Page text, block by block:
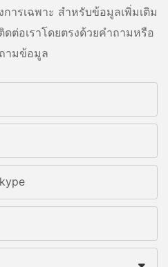
ารเฉพาะ สำหรับข้อมูลเพิ่มเติม
ต่อเราโดยตรงด้วยคำถามหรือ
ามข้อมูล